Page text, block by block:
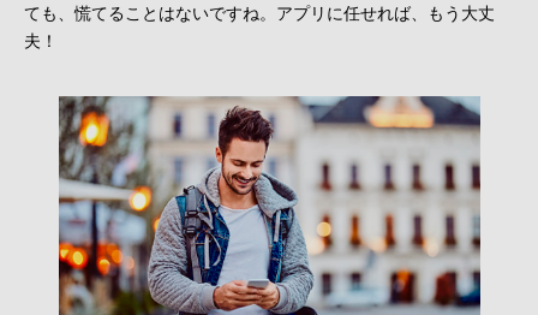
ても、慌てることはないですね。アプリに任せれば、もう大丈
夫！